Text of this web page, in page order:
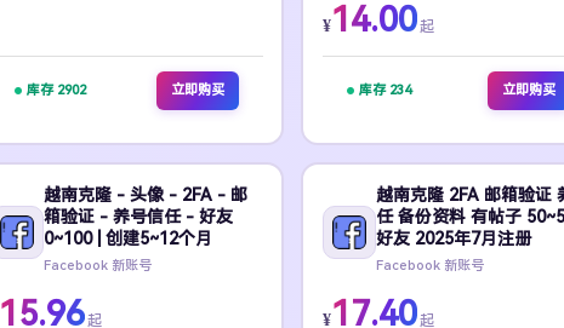
库存 2902 立即购买
¥14.00起
库存 234 立即购买
越南克隆 - 头像 - 2FA - 邮
箱验证 - 养号信任 - 好友
0~100 | 创建5~12个月
Facebook 新账号
15.96起
越南克隆 2FA 邮箱验证
任 备份资料 有帖子
好友 2025年7月注册
Facebook 新账号
¥17.40起